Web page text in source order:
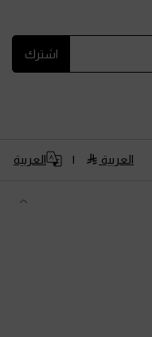
اشترك
العربية العربية